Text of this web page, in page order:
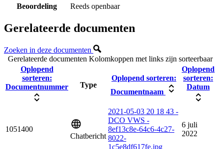
Beoordeling
Reeds openbaar
Gerelateerde documenten
Zoeken in deze documenten
Gerelateerde documenten Kolomkoppen met links zijn sorteerbaar
Oplopend
sorteren:
Documentnummer
Type
Oplopend sorteren:
Documentnaam
Oplopend
sorteren:
Datum
1051400
Chatbericht
2021-05-03 20 18 43 -
DCO VWS -
8ef13c8e-64c6-4c27-
8022-
1c5e8df617fe.jpg
6 juli
2022